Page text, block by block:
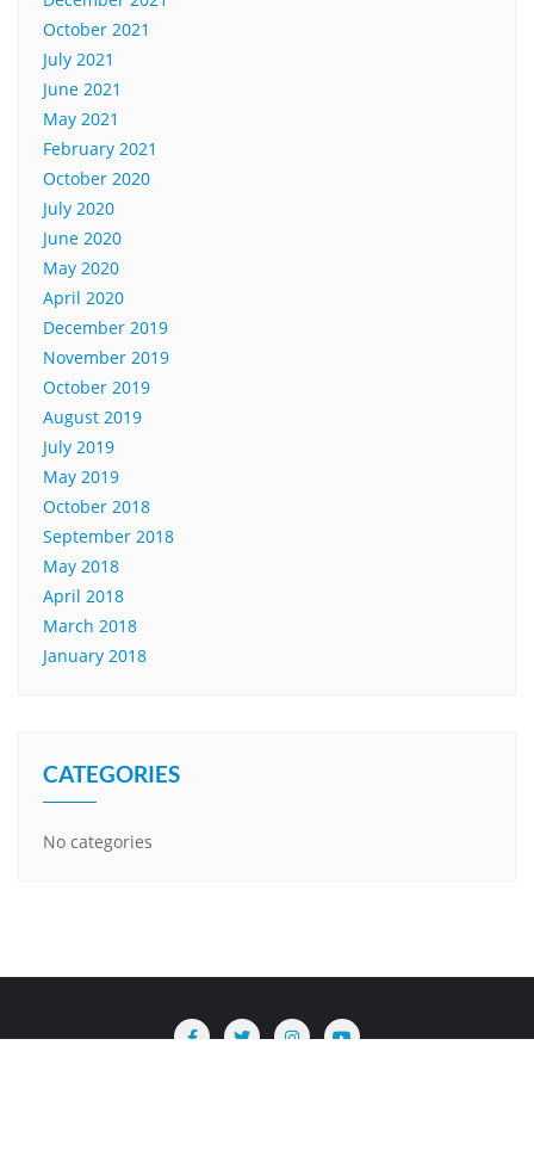
October 2021
July 2021
June 2021
May 2021
February 2021
October 2020
July 2020
June 2020
May 2020
April 2020
December 2019
November 2019
October 2019
August 2019
July 2019
May 2019
October 2018
September 2018
May 2018
April 2018
March 2018
January 2018
CATEGORIES
No categories